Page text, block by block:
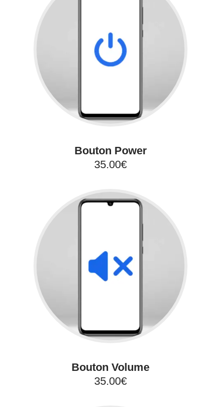
Bouton Power
35.00€
Bouton Volume
35.00€